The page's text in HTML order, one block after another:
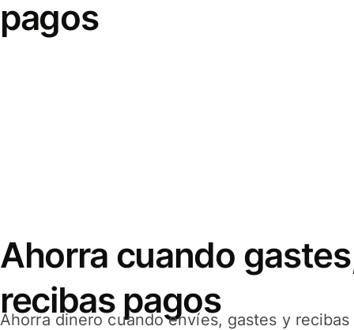
pagos
Ahorra cuando
recibas pagos
Ahorra dinero cuando envíes, gastes y